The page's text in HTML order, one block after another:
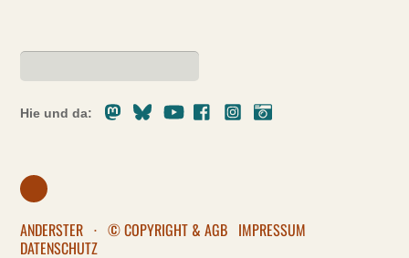
Hie und da:
MastodonBlueskyYoutubeFacebookInstagram
ANDERSTER · © COPYRIGHT & AGB IMPRESSUM
DATENSCHUTZ